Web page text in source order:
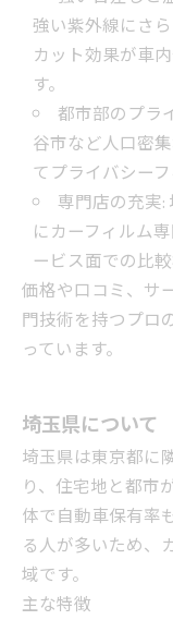
強い紫外線にさ
カット効果が車
す。
都市部のプラ
谷市など人口密
てプライバシー
専門店の充実
にカーフィルム
ービス面での比
価格や口コミ、サ
門技術を持つプロ
っています。
埼玉県について
埼玉県は東京都に
り、住宅地と都市
体で自動車保有率
る人が多いため、
域です。
主な特徴